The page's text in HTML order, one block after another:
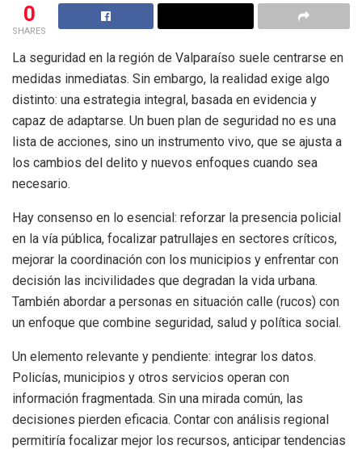
0
SHARES
La seguridad en la región de Valparaíso suele centrarse en
medidas inmediatas. Sin embargo, la realidad exige algo
distinto: una estrategia integral, basada en evidencia y
capaz de adaptarse. Un buen plan de seguridad no es una
lista de acciones, sino un instrumento vivo, que se ajusta a
los cambios del delito y nuevos enfoques cuando sea
necesario.
Hay consenso en lo esencial: reforzar la presencia policial
en la vía pública, focalizar patrullajes en sectores críticos,
mejorar la coordinación con los municipios y enfrentar con
decisión las incivilidades que degradan la vida urbana.
También abordar a personas en situación calle (rucos) con
un enfoque que combine seguridad, salud y política social.
Un elemento relevante y pendiente: integrar los datos.
Policías, municipios y otros servicios operan con
información fragmentada. Sin una mirada común, las
decisiones pierden eficacia. Contar con análisis regional
permitiría focalizar mejor los recursos, anticipar tendencias